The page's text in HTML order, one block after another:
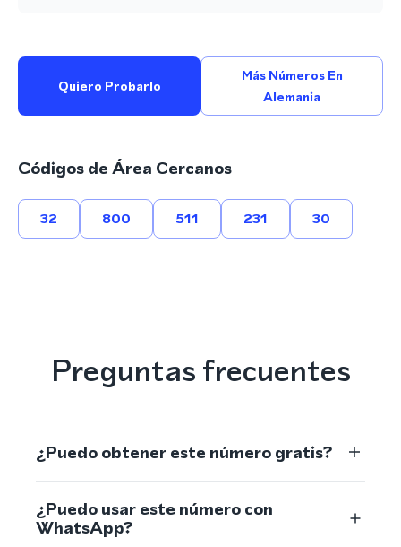
Quiero Probarlo
Más Números En
Alemania
Códigos de Área Cercanos
32 800 511 231 30
Preguntas frecuentes
¿Puedo obtener este número gratis?
¿Puedo usar este número con
WhatsApp?